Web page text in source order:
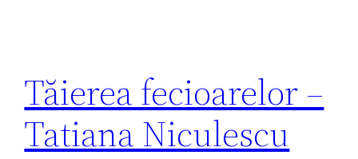
Tăierea fecioarelor –
Tatiana Niculescu